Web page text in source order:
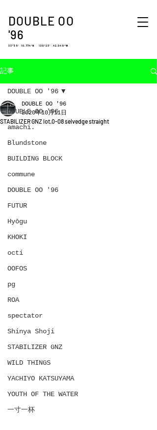
DOUBLE OO
'96
33°35′ 10.774″N 130°23′ 42.048″W
記事
DOUBLE OO '96
amachi.
Blundstone
BUILDING BLOCK
commune
DOUBLE OO '96
FUTUR
Hyōgu
KHOKI
octi
OOFOS
pg
ROA
spectator
Shinya Shoji
STABILIZER GNZ
WILD THINGS
YACHIYO KATSUYAMA
YOUTH OF THE WATER
一寸一杯
DOUBLE OO '96
STABILIZER GNZ lot.0-08 selvedge straight
DOUBLE OO '96
2020年10月11日